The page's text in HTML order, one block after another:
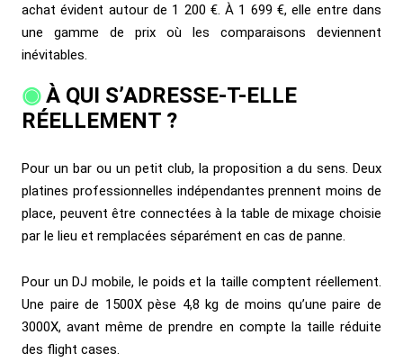
achat évident autour de 1 200 €. À 1 699 €, elle entre dans
une gamme de prix où les comparaisons deviennent
inévitables.
À QUI S’ADRESSE-T-ELLE
RÉELLEMENT ?
Pour un bar ou un petit club, la proposition a du sens. Deux
platines professionnelles indépendantes prennent moins de
place, peuvent être connectées à la table de mixage choisie
par le lieu et remplacées séparément en cas de panne.
Pour un DJ mobile, le poids et la taille comptent réellement.
Une paire de 1500X pèse 4,8 kg de moins qu’une paire de
3000X, avant même de prendre en compte la taille réduite
des flight cases.